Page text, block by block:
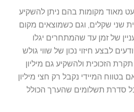
מאוד מקומות בהם ניתן להשקיע
שני שקלים, וגם כשמוצאים מקום
של זמן עד שהמתחרים יגלו
לבצע חיזוי נכון של שווי גולש
הזכוכית ולהשקיע גם מיליון
המיידי נקבל רק חצי מיליון
סדרת תשלומים שהערך הכולל